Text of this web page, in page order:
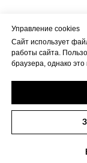
Управление cookies
Сайт использует
работы сайта.
браузера, однако